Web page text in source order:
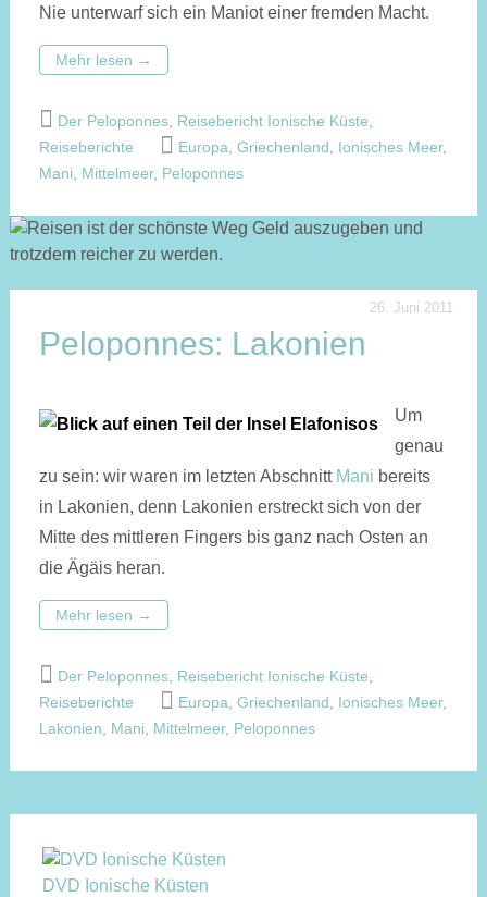
Nie unter­warf sich ein Maniot einer fremden Macht.
Mehr lesen →
Der Peloponnes, Reisebericht Ionische Küste
Reiseberichte
Europa Griechenland Ionisches Meer,
Mani
Mittelmeer, Peloponnes
26. Juni 2011
Peloponnes: Lakonien
Um
genau
zu sein: wir waren im letzten Abschnitt Mani bereits
in Lakonien, denn Lakonien erstreckt sich von der
Mitte des mittleren Fingers bis ganz nach Osten an
die Ägäis heran.
Mehr lesen →
Der Peloponnes, Reisebericht Ionische Küste
Reiseberichte
Europa Griechenland Ionisches Meer,
Lakonien
Mani Mittelmeer, Peloponnes
DVD Ionische Küsten